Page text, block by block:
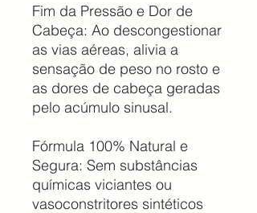
Fim da Pressão e Dor de
Cabeça: Ao descongestionar
as vias aéreas, alivia a
sensação de peso no rosto e
as dores de cabeça geradas
pelo acúmulo sinusal.
Fórmula 100% Natural e
Segura: Sem substâncias
químicas viciantes ou
vasoconstritores sintéticos